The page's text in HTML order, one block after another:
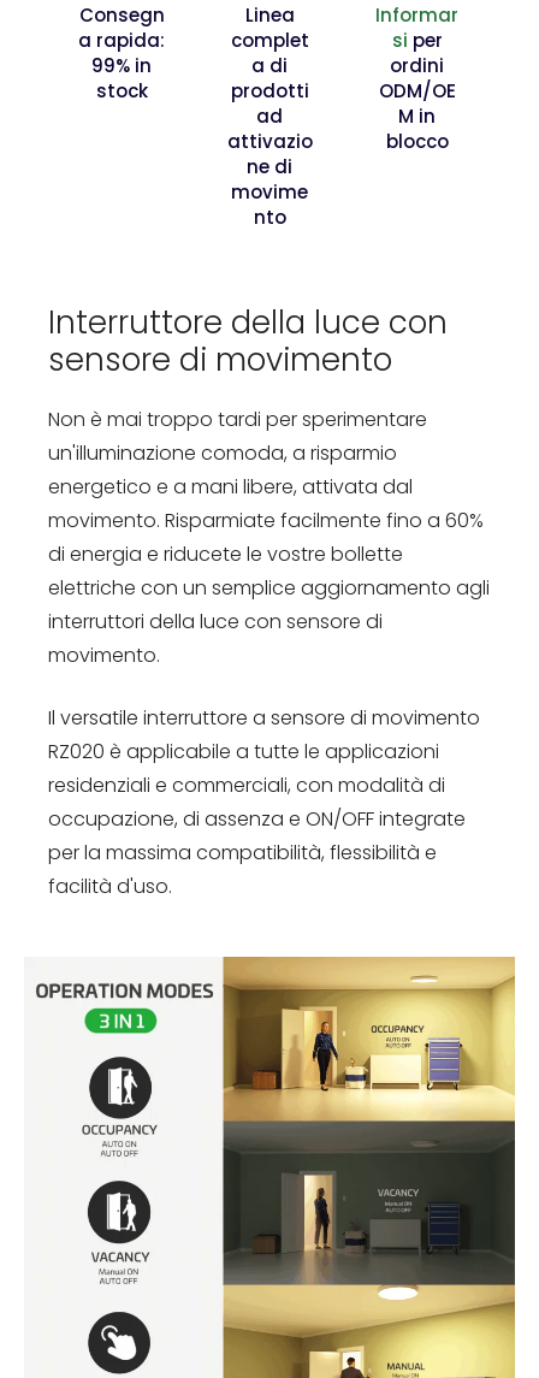
Consegn
a rapida:
99% in
stock
Linea
complet
a di
prodotti
ad
attivazio
ne di
movime
nto
Informar
si per
ordini
ODM/OE
M in
blocco
Interruttore della luce con
sensore di movimento
Non è mai troppo tardi per sperimentare
un'illuminazione comoda, a risparmio
energetico e a mani libere, attivata dal
movimento. Risparmiate facilmente fino a 60%
di energia e riducete le vostre bollette
elettriche con un semplice aggiornamento agli
interruttori della luce con sensore di
movimento.
Il versatile interruttore a sensore di movimento
RZ020 è applicabile a tutte le applicazioni
residenziali e commerciali, con modalità di
occupazione, di assenza e ON/OFF integrate
per la massima compatibilità, flessibilità e
facilità d'uso.